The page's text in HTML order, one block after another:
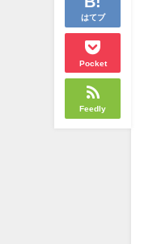
はてブ
Pocket
Feedly